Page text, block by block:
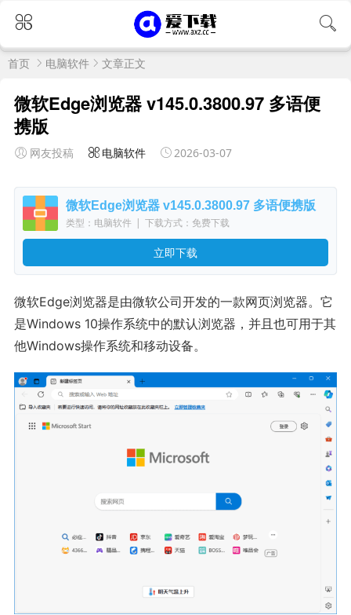
首页 电脑软件 文章正文
微软Edge浏览器 v145.0.3800.97 多语便
携版
网友投稿 电脑软件 2026-03-07
微软Edge浏览器 v145.0.3800.97 多语便携版
类型：电脑软件 | 下载方式：免费下载
立即下载
微软Edge浏览器是由微软公司开发的一款网页浏览器。它
是Windows 10操作系统中的默认浏览器，并且也可用于其
他Windows操作系统和移动设备。